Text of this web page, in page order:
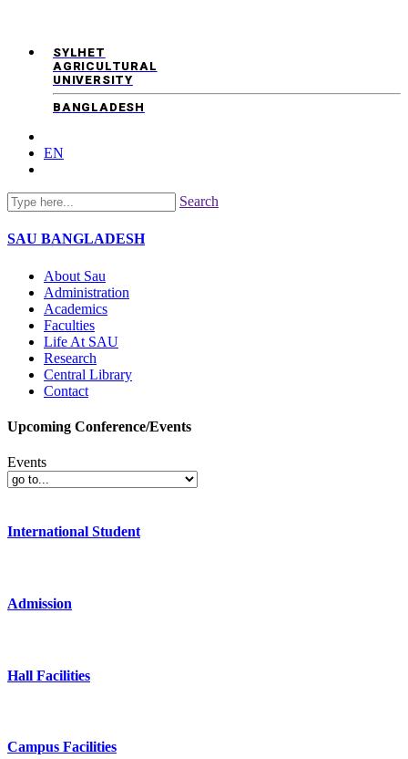
SYLHET
AGRICULTURAL
UNIVERSITY
BANGLADESH
EN
Search
SAU BANGLADESH
About Sau
Administration
Academics
Faculties
Life At SAU
Research
Central Library
Contact
Upcoming Conference/Events
Events
International Student
Admission
Hall Facilities
Campus Facilities